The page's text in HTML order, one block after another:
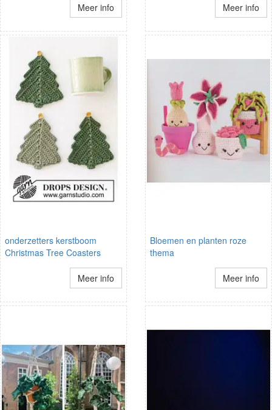
Meer info Meer info
onderzetters kerstboom
Christmas Tree Coasters
Meer info
Bloemen en planten roze
thema
Meer info